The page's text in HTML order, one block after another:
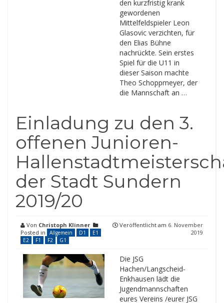
den kurzfristig krank
gewordenen
Mittelfeldspieler Leon
Glasovic verzichten, für
den Elias Bühne
nachrückte. Sein erstes
Spiel für die U11 in
dieser Saison machte
Theo Schoppmeyer, der
die Mannschaft an …
Einladung zu den 3.
offenen Junioren-
der Stadt Sundern
2019/20
Von Christoph Klinner
Posted in
Allgemein D1
E1
E2
F1 F2 G1
Veröffentlicht am 6. November
2019
Die JSG
Hachen/Langscheid-
Enkhausen lädt die
Jugendmannschaften
eures Vereins /eurer JSG